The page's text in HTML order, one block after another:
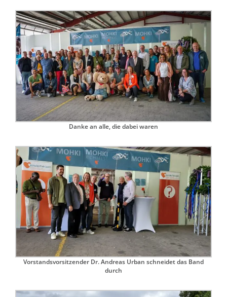
Danke an alle, die dabei waren
Vorstandsvorsitzender Dr. Andreas Urban schneidet das Band
durch